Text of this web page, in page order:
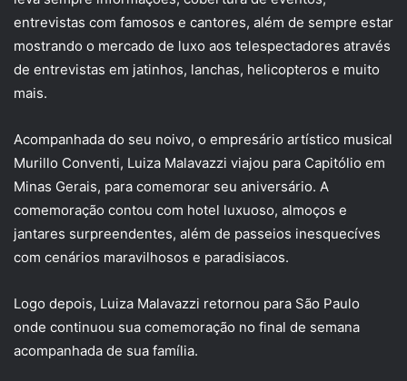
entrevistas com famosos e cantores, além de sempre estar
mostrando o mercado de luxo aos telespectadores através
de entrevistas em jatinhos, lanchas, helicopteros e muito
mais.
Acompanhada do seu noivo, o empresário artístico musical
Murillo Conventi, Luiza Malavazzi viajou para Capitólio em
Minas Gerais, para comemorar seu aniversário. A
comemoração contou com hotel luxuoso, almoços e
jantares surpreendentes, além de passeios inesquecíves
com cenários maravilhosos e paradisiacos.
Logo depois, Luiza Malavazzi retornou para São Paulo
onde continuou sua comemoração no final de semana
acompanhada de sua família.